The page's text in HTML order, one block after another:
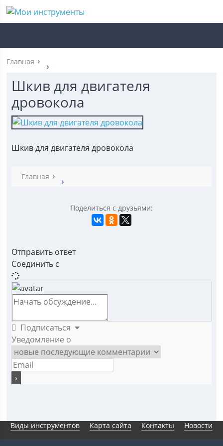
Главная
Шкив для двигателя
дровокола
Шкив для двигателя дровокола
Главная
Поделиться с друзьями:
Отправить ответ
Соединить с
Подписаться
Уведомление о
Виды инструментов Карта сайта Контакты Новости